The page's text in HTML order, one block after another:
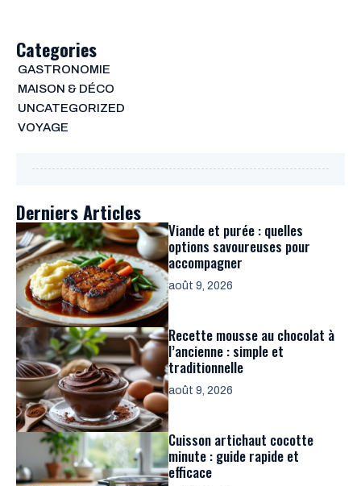
Categories
GASTRONOMIE
MAISON & DÉCO
UNCATEGORIZED
VOYAGE
Derniers Articles
Viande et purée : quelles
options savoureuses pour
accompagner
août 9, 2026
Recette mousse au chocolat à
l’ancienne : simple et
traditionnelle
août 9, 2026
Cuisson artichaut cocotte
minute : guide rapide et
efficace